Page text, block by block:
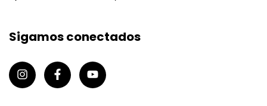
Sigamos conectados